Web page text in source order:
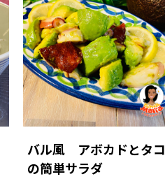
バル風 アボカドとタコ
の簡単サラダ